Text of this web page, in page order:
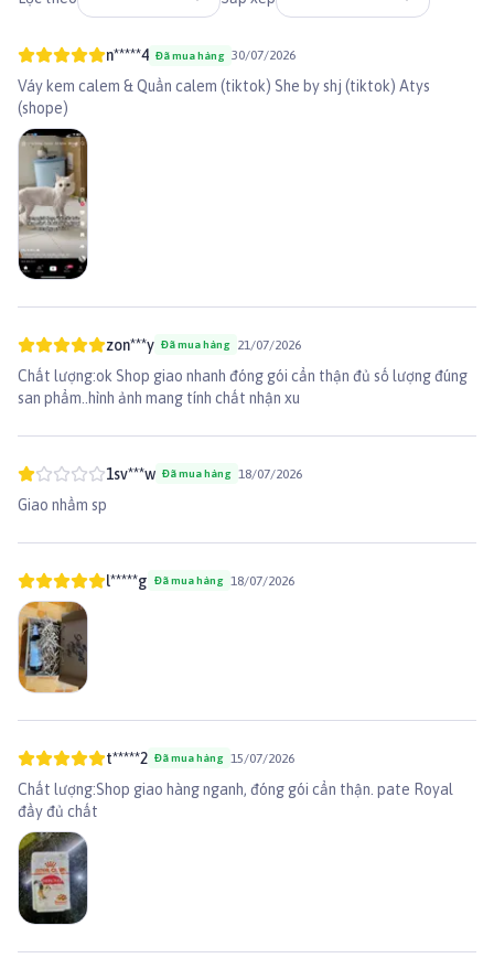
Không cho mèo ăn quá nhiều trong một lần.
của người. Vì thức ăn của người có nhiều thành phần khiến mèo bị rối
👉 Xem thêm sản phẩm khác tạiPaddy.vn
royalcanininstinctive #royalcaninchomeo #pateroyalcanin
#thucanroyalcanin #Instinctive
#thucanmeocon #patechomeo #royalcaninkittenpate #royalcanin
#royalcaninkitten
n*****4 Đã mua hàng 30/07/2026
Váy kem calem & Quần calem (tiktok) She by shj (tiktok) Atys
(shope)
zon***y Đã mua hàng 21/07/2026
Chất lượng:ok Shop giao nhanh đóng gói cẩn thận đủ số lượng đúng
san phẩm..hình ảnh mang tính chất nhận xu
1sv***w Đã mua hàng 18/07/2026
Giao nhầm sp
l*****g Đã mua hàng 18/07/2026
t*****2 Đã mua hàng 15/07/2026
Chất lượng:Shop giao hàng nganh, đóng gói cẩn thận. pate Royal
đầy đủ chất